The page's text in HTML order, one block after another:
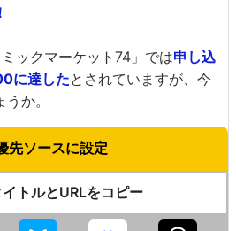
ックマーケット74」では申し込
に達したとされていますが、今
か。
先ソースに設定
トルとURLをコピー